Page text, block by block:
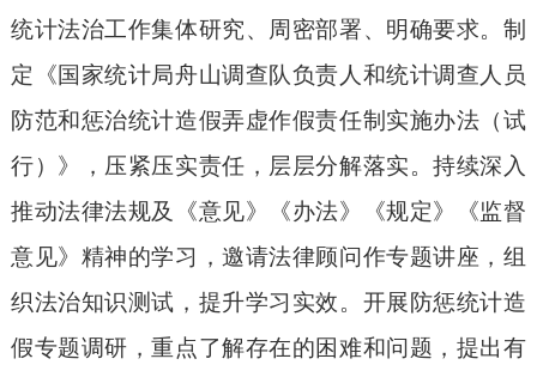
统计法治工作集体研究、周密部署、明确要求。制
定《国家统计局舟山调查队负责人和统计调查人员
防范和惩治统计造假弄虚作假责任制实施办法（试
行）》，压紧压实责任，层层分解落实。持续深入
推动法律法规及《意见》《办法》《规定》《监督
意见》精神的学习，邀请法律顾问作专题讲座，组
织法治知识测试，提升学习实效。开展防惩统计造
假专题调研，重点了解存在的困难和问题，提出有